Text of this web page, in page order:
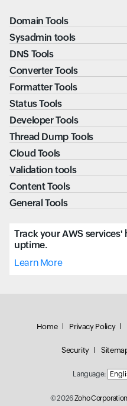
Domain Tools
Sysadmin tools
DNS Tools
Converter Tools
Formatter Tools
Status Tools
Developer Tools
Thread Dump Tools
Cloud Tools
Validation tools
Content Tools
General Tools
Track your AWS
uptime.
Learn More
Home Privacy Policy
Security
Language:
© 2026Zoho